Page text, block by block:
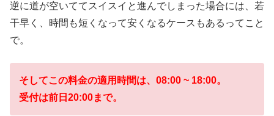
逆に道が空いててスイスイと進んでしまった場合には、若
干早く、時間も短くなって安くなるケースもあるってこと
で。
そしてこの料金の適用時間は、08:00 ~ 18:00。
受付は前日20:00まで。